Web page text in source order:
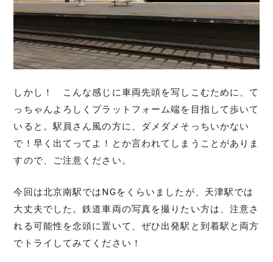
しかし！ こんな感じに車両先頭を写しこむために、て
っちゃんよろしくプラットフォーム端を目指して歩いて
いると。駅員さん風の方に、ダメダメそっちいかない
で！早く出てってよ！とか言われてしまうことがありま
すので、ご注意ください。
今回は北京南駅ではNGをくらいましたが、天津駅では
大丈夫でした。鉄道車両の写真を撮りたい方は、注意さ
れる可能性を念頭に置いて、ぜひ出発駅と到着駅と両方
でトライしてみてください！